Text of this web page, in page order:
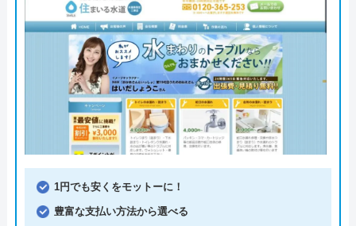
1円でも安くをモットーに！
豊富な支払い方法から選べる